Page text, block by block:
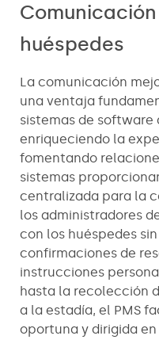
huéspedes
La comunicación
una ventaja
sistemas de software
enriqueciendo la
fomentando
sistemas
centralizada para la
los administradores
con los huéspedes
confirmaciones de
instrucciones
hasta la recolección
a la estadía, el PMS
oportuna y dirigida